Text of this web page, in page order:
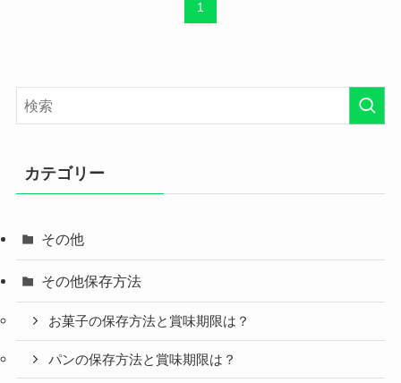
1
カテゴリー
その他
その他保存方法
お菓子の保存方法と賞味期限は？
パンの保存方法と賞味期限は？